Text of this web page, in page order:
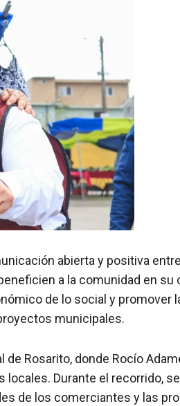
abierta y positiva
a la comunidad en su
de lo social y promover
municipales.
Rosarito, donde Rocío
Durante el recorrido,
de los comerciantes y las